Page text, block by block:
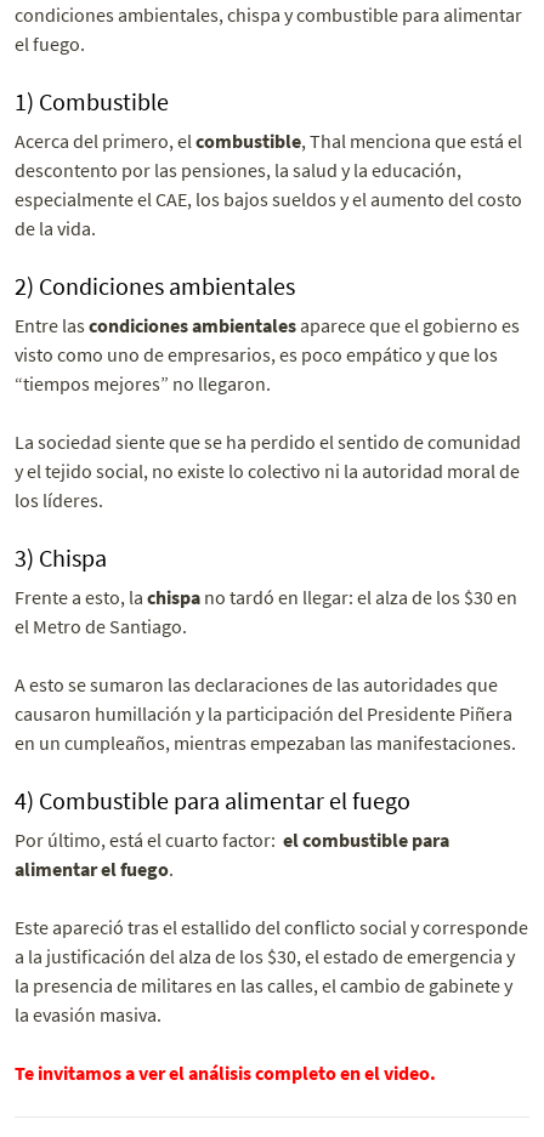
condiciones ambientales, chispa y combustible para alimentar
el fuego.
1) Combustible
Acerca del primero, elcombustible, Thal menciona que está el
descontento por las pensiones, la salud y la educación,
especialmente el CAE, los bajos sueldos y el aumento del costo
de la vida.
2) Condiciones ambientales
Entre lascondiciones ambientalesaparece que el gobierno es
visto como uno de empresarios, es poco empático y que los
“tiempos mejores” no llegaron.
La sociedad siente que se ha perdido el sentido de comunidad
y el tejido social, no existe lo colectivo ni la autoridad moral de
los líderes.
3) Chispa
Frente a esto, la chispa no tardó en llegar: el alza de los $30 en
el Metro de Santiago.
A esto se sumaron las declaraciones de las autoridades que
causaron humillación y la participación del Presidente Piñera
en un cumpleaños, mientras empezaban las manifestaciones.
4) Combustible para alimentar el fuego
Por último, está el cuarto factor: elcombustible para
alimentar el fuego.
Este apareció tras el estallido del conflicto social y corresponde
a la justificación del alza de los $30, el estado de emergencia y
la presencia de militares en las calles, el cambio de gabinete y
la evasión masiva.
Te invitamos a ver el análisis completo en el video.